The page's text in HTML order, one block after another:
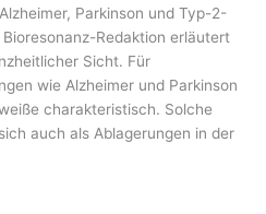
Parkinson und Typ-2-
Redaktion erläutert
Sicht. Für
wie Alzheimer und Parkinson
charakteristisch. Solche
auch als Ablagerungen in der